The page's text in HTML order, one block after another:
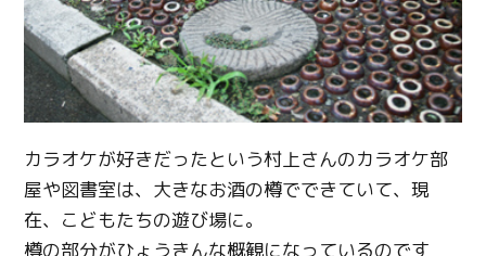
カラオケが好きだったという村上さんのカラオケ部
屋や図書室は、大きなお酒の樽でできていて、現
在、こどもたちの遊び場に。
樽の部分がひょうきんな概観になっているのです